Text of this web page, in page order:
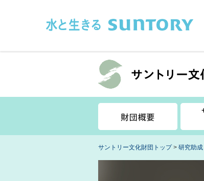
サントリー文化財団トップ> 研究助成